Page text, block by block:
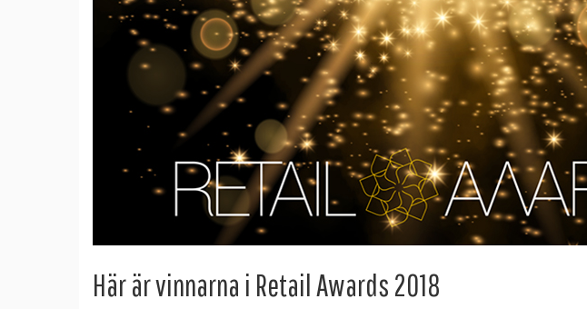
Här är vinnarna i Retail Awards 2018